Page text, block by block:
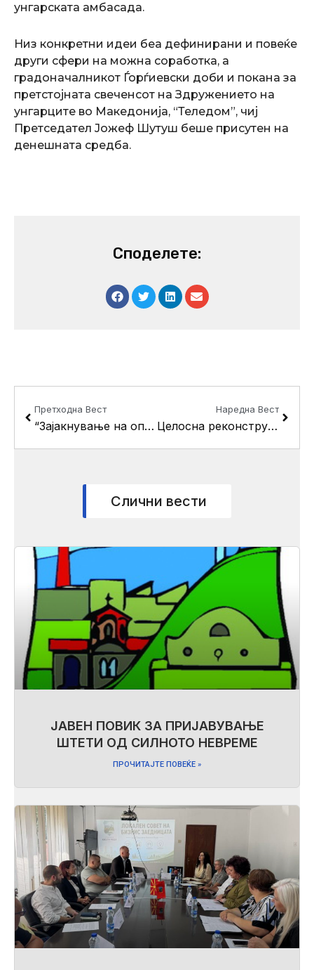
унгарската амбасада.
Низ конкретни идеи беа дефинирани и повеќе
други сфери на можна соработка, а
градоначалникот Ѓорѓиевски доби и покана за
претстојната свеченсот на Здружението на
унгарците во Македонија, “Теледом”, чиј
Претседател Јожеф Шутуш беше присутен на
денешната средба.
Споделете:
Претходна Вест
“Зајакнување на општинските совети”: граѓаните го избраа проектот за набавка на опрема за чистење на јавните површини
Наредна Вест
Целосна реконструкција на стадионот “ССК” во Драчево
Слични вести
ЈАВЕН ПОВИК ЗА ПРИЈАВУВАЊЕ
ШТЕТИ ОД СИЛНОТО НЕВРЕМЕ
ПРОЧИТАЈТЕ ПОВЕЌЕ »